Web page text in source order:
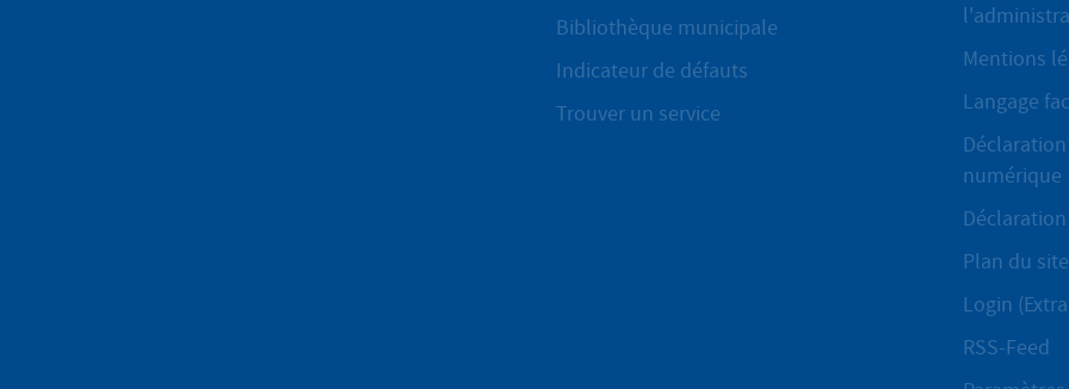
Bibliothèque municipale
Indicateur de défauts
Trouver un service
Mentions
Langage
numérique
Plan du site
Login
RSS-Feed